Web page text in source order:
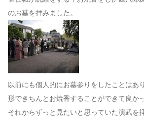
のお墓を拝みました。
以前にも個人的にお墓参りをしたことはあ
形できちんとお焼香することができて良か
それからずっと見たいと思っていた演武を